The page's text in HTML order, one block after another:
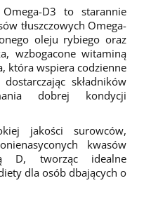
D3 to starannie
tłuszczowych Omega-
oleju rybiego oraz
wzbogacone witaminą
która wspiera codzienne
składników
dobrej kondycji
jakości surowców,
kwasów
D, tworząc idealne
dla osób dbających o